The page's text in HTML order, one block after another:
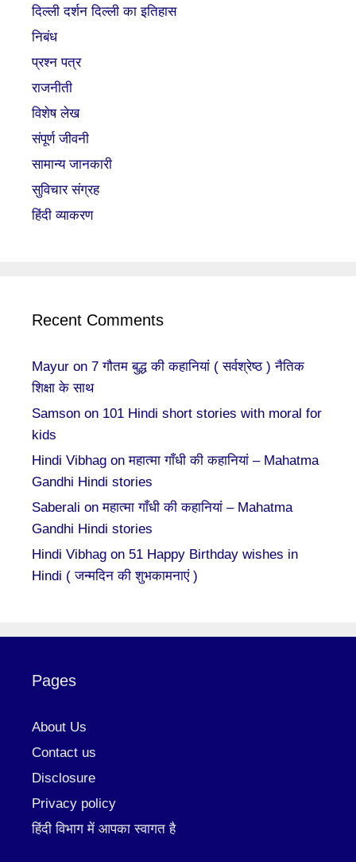
दिल्ली दर्शन दिल्ली का इतिहास
निबंध
प्रश्न पत्र
राजनीती
विशेष लेख
संपूर्ण जीवनी
सामान्य जानकारी
सुविचार संग्रह
हिंदी व्याकरण
Recent Comments
Mayur on 7 गौतम बुद्ध की कहानियां ( सर्वश्रेष्ठ ) नैतिक
शिक्षा के साथ
Samson on 101 Hindi short stories with moral for
kids
Hindi Vibhag onमहात्मा गाँधी की कहानियां – Mahatma
Gandhi Hindi stories
Saberali onमहात्मा गाँधी की कहानियां – Mahatma
Gandhi Hindi stories
Hindi Vibhag on 51 Happy Birthday wishes in
Hindi ( जन्मदिन की शुभकामनाएं )
Pages
About Us
Contact us
Disclosure
Privacy policy
हिंदी विभाग में आपका स्वागत है